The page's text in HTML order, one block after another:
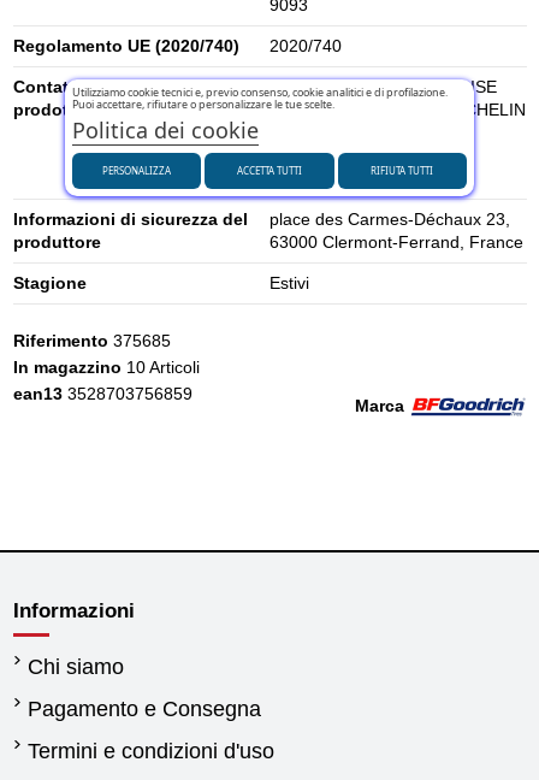
9093
Regolamento UE (2020/740) 2020/740
Contatti per la sicurezza del
prodotto
MANUFACTURE FRANCAISE
DES PNEUMATIQUES MICHELIN
(Michelin Consumer Care
Center)
Informazioni di sicurezza del
produttore
place des Carmes-Déchaux 23,
63000 Clermont-Ferrand, France
Stagione Estivi
Marca
Riferimento 375685
In magazzino 10 Articoli
ean13 3528703756859
Informazioni
Chi siamo
Pagamento e Consegna
Termini e condizioni d'uso
Utilizziamo cookie tecnici e, previo consenso, cookie analitici e di profilazione.
Puoi accettare, rifiutare o personalizzare le tue scelte.
Politica dei cookie
PERSONALIZZA RIFIUTA TUTTI
ACCETTA TUTTI